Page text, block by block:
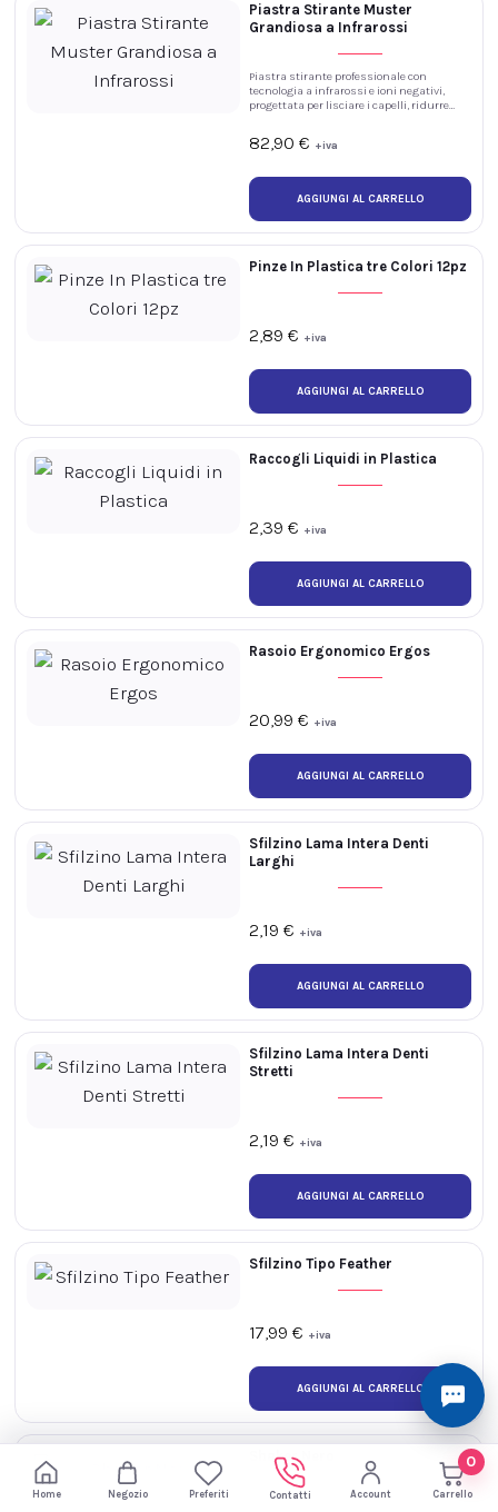
82,90 € +iva
Piastra Stirante Muster
Grandiosa a Infrarossi
Piastra stirante professionale con
tecnologia a infrarossi e ioni negativi,
progettata per lisciare i capelli, ridurre
idratata.
2,89 € +iva
Pinze In Plastica tre Colori 12pz
2,39 € +iva
Raccogli Liquidi in Plastica
20,99 € +iva
Rasoio Ergonomico Ergos
2,19 € +iva
Sfilzino Lama Intera Denti
Larghi
2,19 € +iva
Sfilzino Lama Intera Denti
Stretti
17,99 € +iva
Sfilzino Tipo Feather
Shaker Nero
0 0,00€
Home Negozio Preferiti Contatti Account Carrello
0